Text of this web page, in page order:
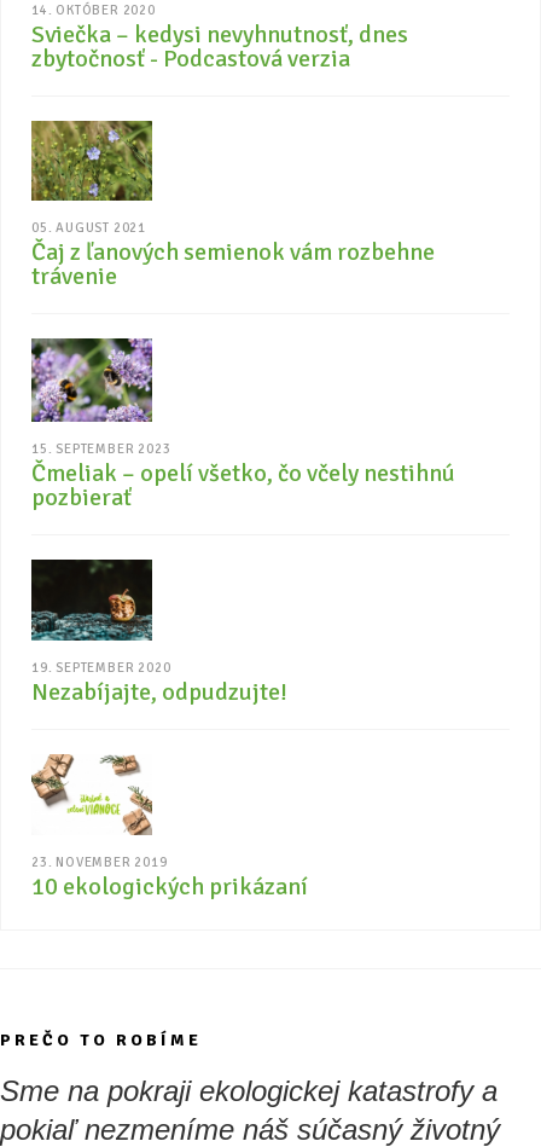
14. OKTÓBER 2020
Sviečka – kedysi nevyhnutnosť, dnes
zbytočnosť - Podcastová verzia
05. AUGUST 2021
Čaj z ľanových semienok vám rozbehne
trávenie
15. SEPTEMBER 2023
Čmeliak – opelí všetko, čo včely nestihnú
pozbierať
19. SEPTEMBER 2020
Nezabíjajte, odpudzujte!
23. NOVEMBER 2019
10 ekologických prikázaní
PREČO TO ROBÍME
Sme na pokraji ekologickej katastrofy a
pokiaľ nezmeníme náš súčasný životný